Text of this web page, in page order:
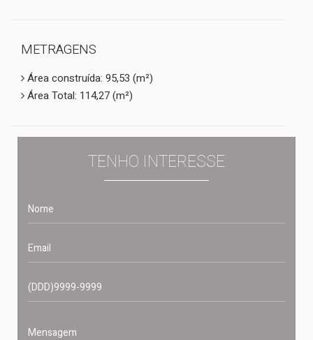
METRAGENS
Área construída: 95,53 (m²)
Área Total: 114,27 (m²)
TENHO INTERESSE